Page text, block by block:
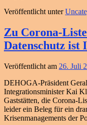
Veröffentlicht unter
Zu Corona-
Datenschutz ist
Veröffentlicht am 26. Juli
DEHOGA-Präsident
Integrationsminister Kai
Gaststätten, die Corona-
leider ein Beleg für ein
Krisenmanagements der